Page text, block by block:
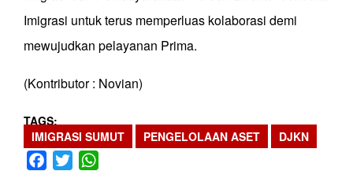
Imigrasi untuk terus memperluas kolaborasi demi
mewujudkan pelayanan Prima.
(Kontributor : Novian)
TAGS
IMIGRASI SUMUT
PENGELOLAAN ASET DJKN
Facebook
Twitter